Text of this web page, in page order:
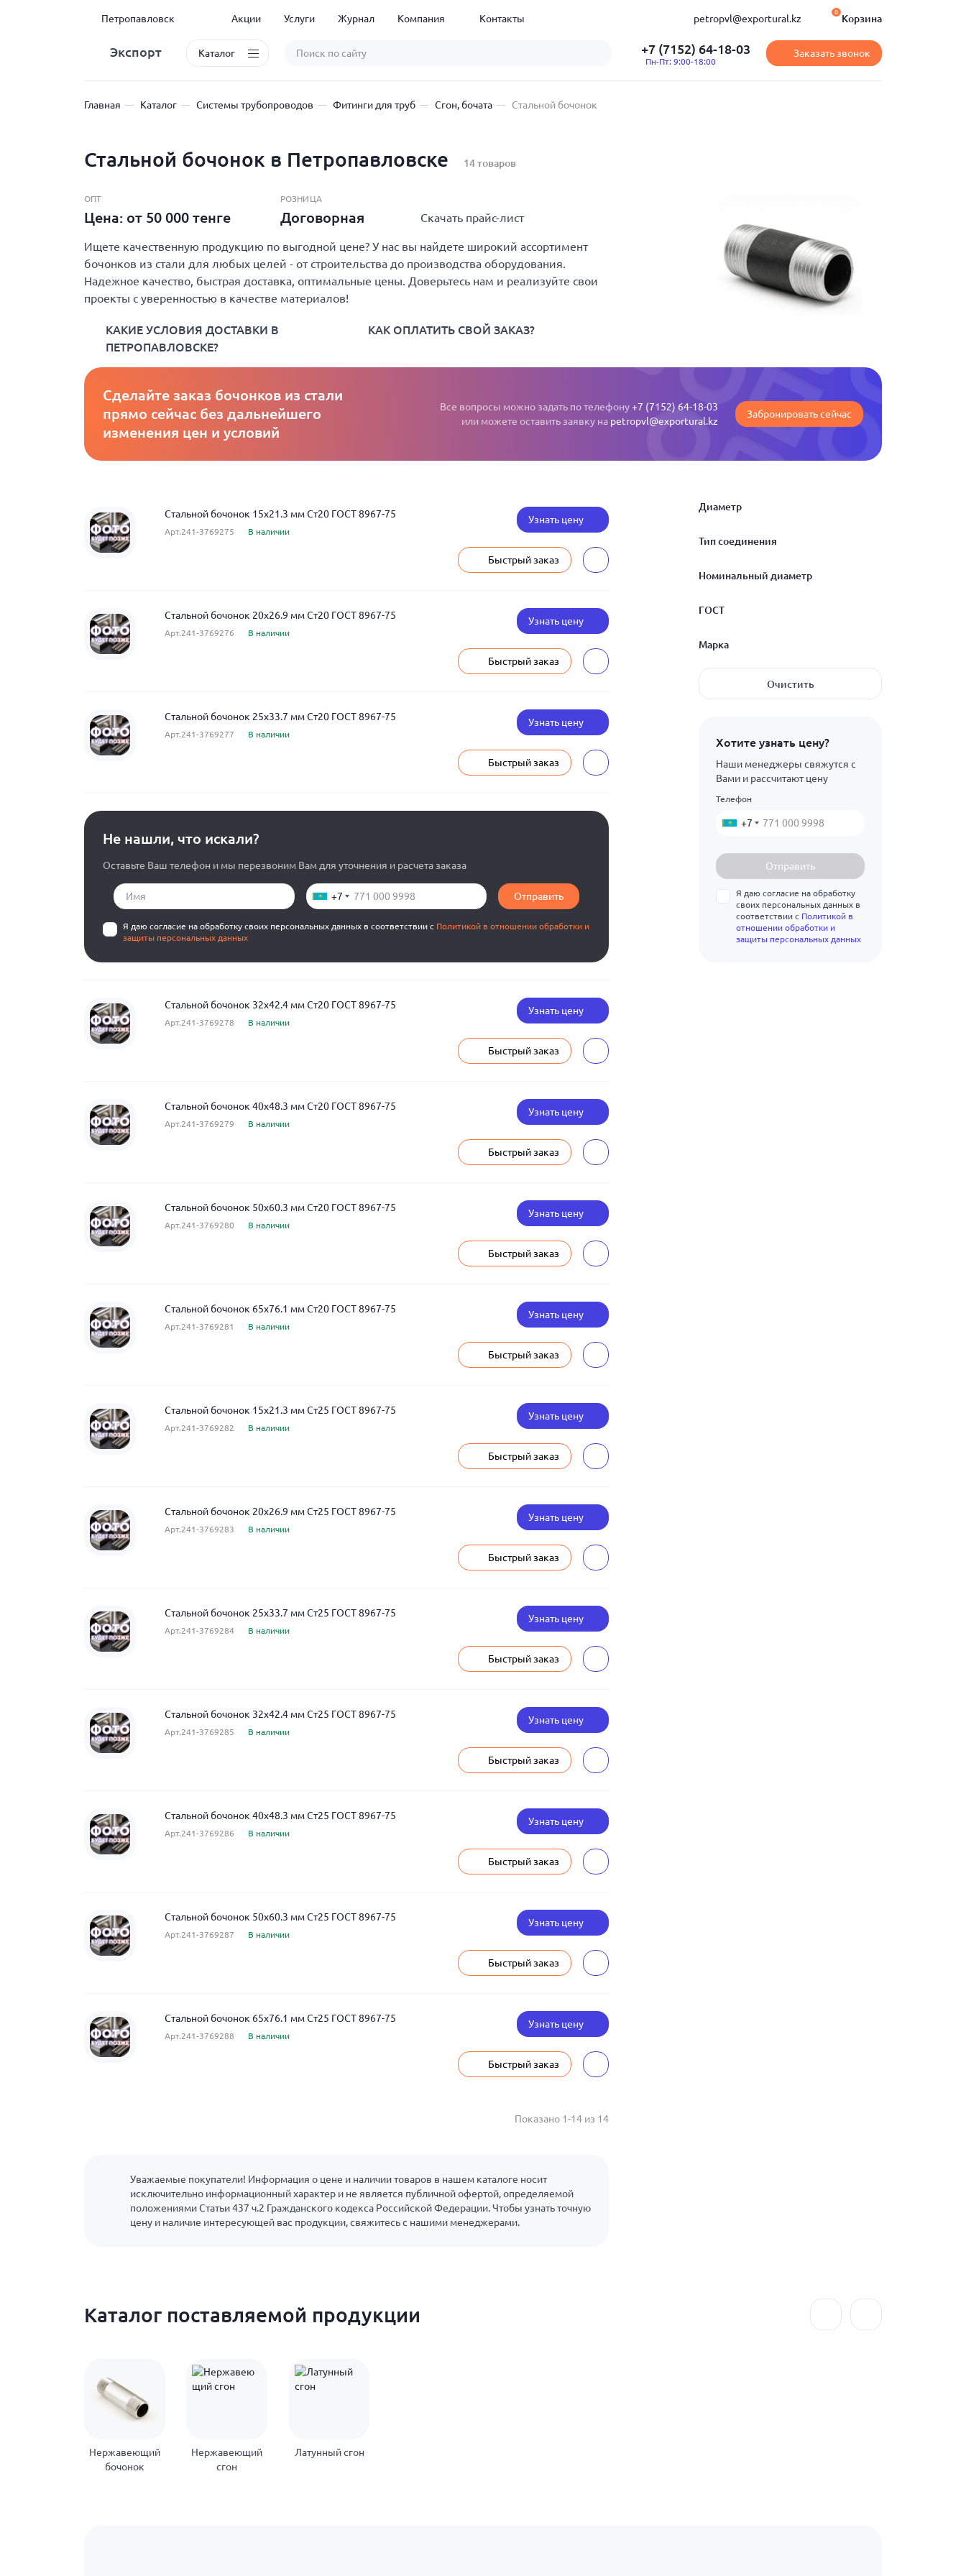
Петропавловск Акции Услуги Журнал Компания Контакты petropvl@exportural.kz Корзина
0
Экспорт Каталог +7 (7152) 64-18-03
Пн-Пт: 9:00-18:00
Заказать звонок
Главная Каталог Системы трубопроводов Фитинги для труб Сгон, бочата Стальной бочонок
Стальной бочонок в Петропавловске 14 товаров
ОПТ
Цена: от 50 000 тенге
РОЗНИЦА
Договорная Скачать прайс-лист
Ищете качественную продукцию по выгодной цене? У нас вы найдете широкий ассортимент
бочонков из стали для любых целей - от строительства до производства оборудования.
Надежное качество, быстрая доставка, оптимальные цены. Доверьтесь нам и реализуйте свои
проекты с уверенностью в качестве материалов!
КАКИЕ УСЛОВИЯ ДОСТАВКИ В
ПЕТРОПАВЛОВСКЕ?
КАК ОПЛАТИТЬ СВОЙ ЗАКАЗ?
Сделайте заказ бочонков из стали
прямо сейчас без дальнейшего
изменения цен и условий
Все вопросы можно задать по телефону+7 (7152) 64-18-03
или можете оставить заявку на petropvl@exportural.kz
Забронировать сейчас
Стальной бочонок 15x21.3 мм Ст20 ГОСТ 8967-75
Арт.241-3769275 В наличии
Узнать цену
Быстрый заказ
Стальной бочонок 20x26.9 мм Ст20 ГОСТ 8967-75
Арт.241-3769276 В наличии
Узнать цену
Быстрый заказ
Стальной бочонок 25x33.7 мм Ст20 ГОСТ 8967-75
Арт.241-3769277 В наличии
Узнать цену
Быстрый заказ
Не нашли, что искали?
Оставьте Ваш телефон и мы перезвоним Вам для уточнения и расчета заказа
+7 Отправить
Я даю согласие на обработку своих персональных данных в соответствии с Политикой в отношении обработки и
защиты персональных данных
Стальной бочонок 32x42.4 мм Ст20 ГОСТ 8967-75
Арт.241-3769278 В наличии
Узнать цену
Быстрый заказ
Стальной бочонок 40x48.3 мм Ст20 ГОСТ 8967-75
Арт.241-3769279 В наличии
Узнать цену
Быстрый заказ
Стальной бочонок 50x60.3 мм Ст20 ГОСТ 8967-75
Арт.241-3769280 В наличии
Узнать цену
Быстрый заказ
Стальной бочонок 65x76.1 мм Ст20 ГОСТ 8967-75
Арт.241-3769281 В наличии
Узнать цену
Быстрый заказ
Стальной бочонок 15x21.3 мм Ст25 ГОСТ 8967-75
Арт.241-3769282 В наличии
Узнать цену
Быстрый заказ
Стальной бочонок 20x26.9 мм Ст25 ГОСТ 8967-75
Арт.241-3769283 В наличии
Узнать цену
Быстрый заказ
Стальной бочонок 25x33.7 мм Ст25 ГОСТ 8967-75
Арт.241-3769284 В наличии
Узнать цену
Быстрый заказ
Стальной бочонок 32x42.4 мм Ст25 ГОСТ 8967-75
Арт.241-3769285 В наличии
Узнать цену
Быстрый заказ
Стальной бочонок 40x48.3 мм Ст25 ГОСТ 8967-75
Арт.241-3769286 В наличии
Узнать цену
Быстрый заказ
Стальной бочонок 50x60.3 мм Ст25 ГОСТ 8967-75
Арт.241-3769287 В наличии
Узнать цену
Быстрый заказ
Стальной бочонок 65x76.1 мм Ст25 ГОСТ 8967-75
Арт.241-3769288 В наличии
Узнать цену
Быстрый заказ
Показано 1-14 из 14
Диаметр
42.4
60.3
Показать ещё
Тип соединения
Номинальный диаметр
40
50
Показать ещё
ГОСТ
Марка
Очистить
Хотите узнать цену?
Наши менеджеры свяжутся с
Вами и рассчитают цену
Телефон
+7
Отправить
Я даю согласие на обработку
своих персональных данных в
соответствии с Политикой в
отношении обработки и
защиты персональных данных
Уважаемые покупатели! Информация о цене и наличии товаров в нашем каталоге носит
исключительно информационный характер и не является публичной офертой, определяемой
положениями Статьи 437 ч.2 Гражданского кодекса Российской Федерации. Чтобы узнать точную
цену и наличие интересующей вас продукции, свяжитесь с нашими менеджерами.
Каталог поставляемой продукции
Нержавеющий
бочонок
Нержавеющий
сгон
Латунный сгон